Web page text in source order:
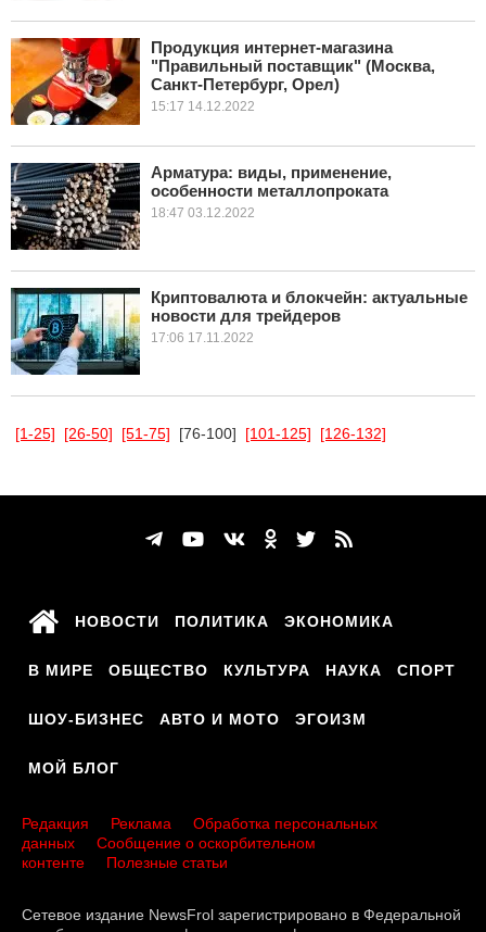
Продукция интернет-магазина
"Правильный поставщик" (Москва,
Санкт-Петербург, Орел)
15:17 14.12.2022
Арматура: виды, применение,
особенности металлопроката
18:47 03.12.2022
Криптовалюта и блокчейн: актуальные
новости для трейдеров
17:06 17.11.2022
[1-25] [26-50] [51-75] [76-100] [101-125] [126-132]
НОВОСТИ ПОЛИТИКА ЭКОНОМИКА
В МИРЕ ОБЩЕСТВО КУЛЬТУРА НАУКА СПОРТ
ШОУ-БИЗНЕС АВТО И МОТО ЭГОИЗМ
МОЙ БЛОГ
Редакция Реклама
Обработка персональных
данных
Сообщение о оскорбительном
контенте
Полезные статьи
Сетевое издание NewsFrol зарегистрировано в Федеральной